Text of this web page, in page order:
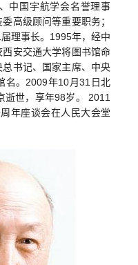
中国宇航学会名誉理事
高级顾问等重要职务；
理事长。1995年，经中
安交通大学将图书馆命
书记、国家主席、中央
名。2009年10月31日北
逝世，享年98岁。 2011
年座谈会在人民大会堂